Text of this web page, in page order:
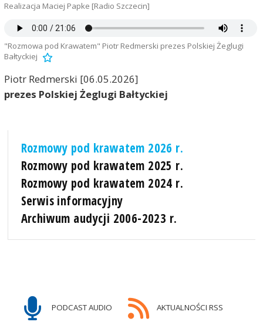
Realizacja Maciej Papke [Radio Szczecin]
"Rozmowa pod Krawatem" Piotr Redmerski prezes Polskiej Żeglugi
Bałtyckiej
Piotr Redmerski [06.05.2026]
prezes Polskiej Żeglugi Bałtyckiej
Rozmowy pod krawatem 2026 r.
Rozmowy pod krawatem 2025 r.
Rozmowy pod krawatem 2024 r.
Serwis informacyjny
Archiwum audycji 2006-2023 r.
PODCAST AUDIO AKTUALNOŚCI RSS